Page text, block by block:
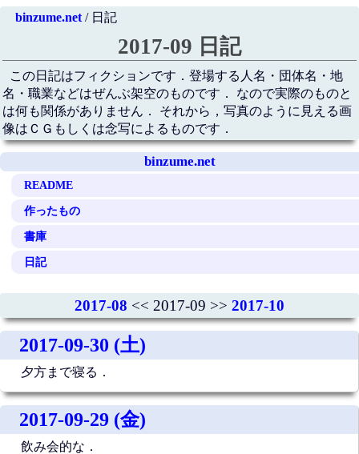
binzume.net/ 日記
2017-09 日記
この日記はフィクションです．登場する人名・団体名・地
名・職業などはぜんぶ架空のものです． なので実際のものと
は何も関係がありません． それから，写真のように見える画
像はＣＧもしくは念写によるものです．
binzume.net
README
作ったもの
書庫
日記
2017-08 << 2017-09 >> 2017-10
2017-09-30 (土)
夕方まで寝る．
2017-09-29 (金)
飲み会的な．